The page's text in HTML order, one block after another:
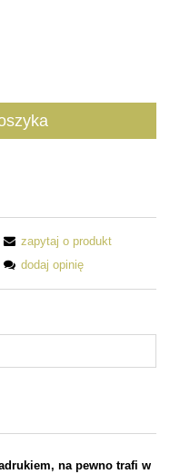
zapytaj o produkt
dodaj opinię
płatności
na pewno trafi w